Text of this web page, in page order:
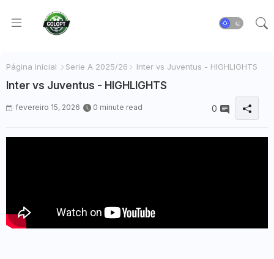
Página inicial Serie A 2025/26 Inter vs Juventus - HIGHLIGHTS
Inter vs Juventus - HIGHLIGHTS
fevereiro 15, 2026 0 minute read 0